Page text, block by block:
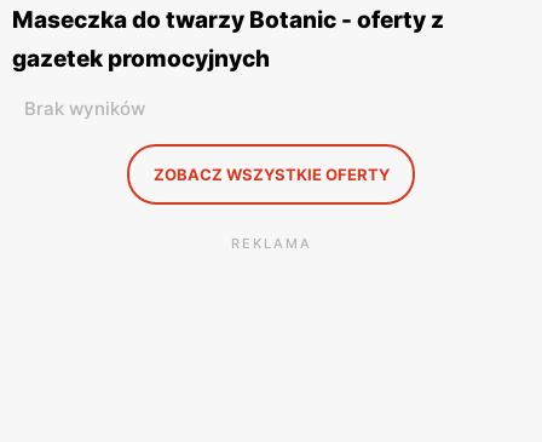
Maseczka do twarzy Botanic - oferty z
gazetek promocyjnych
Brak wyników
ZOBACZ WSZYSTKIE OFERTY
REKLAMA